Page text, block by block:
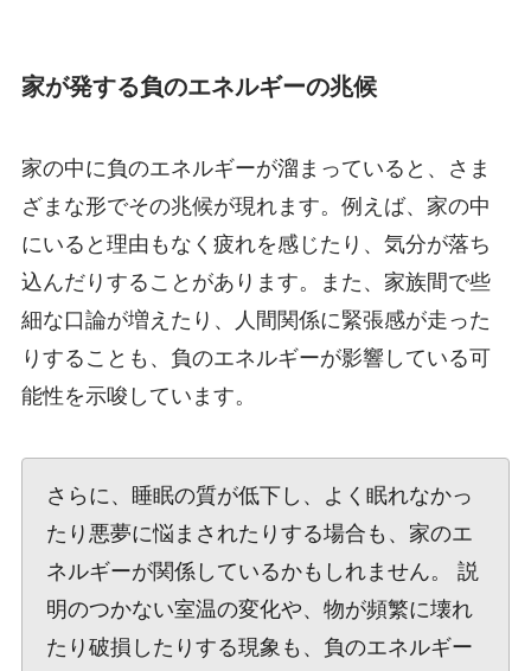
家が発する負のエネルギーの兆候
家の中に負のエネルギーが溜まっていると、さま
ざまな形でその兆候が現れます。例えば、家の中
にいると理由もなく疲れを感じたり、気分が落ち
込んだりすることがあります。また、家族間で些
細な口論が増えたり、人間関係に緊張感が走った
りすることも、負のエネルギーが影響している可
能性を示唆しています。
さらに、睡眠の質が低下し、よく眠れなかっ
たり悪夢に悩まされたりする場合も、家のエ
ネルギーが関係しているかもしれません。 説
明のつかない室温の変化や、物が頻繁に壊れ
たり破損したりする現象も、負のエネルギー